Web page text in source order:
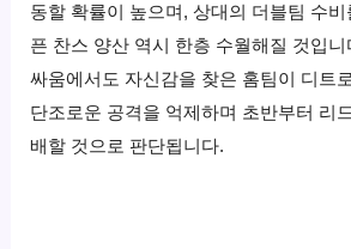
동할 확률이 높으며, 상대의 더블팀 수
픈 찬스 양산 역시 한층 수월해질 것입니
싸움에서도 자신감을 찾은 홈팀이 디트
단조로운 공격을 억제하며 초반부터 리
배할 것으로 판단됩니다.